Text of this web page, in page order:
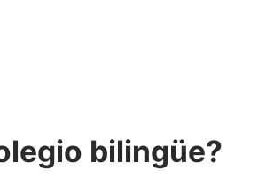
bilingüe?